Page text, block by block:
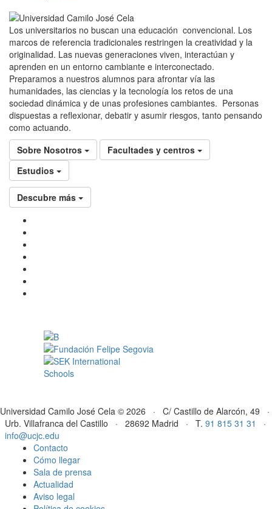
Los universitarios no buscan una educación convencional. Los
marcos de referencia tradicionales restringen la creatividad y la
originalidad. Las nuevas generaciones viven, interactúan y
aprenden en un entorno cambiante e interconectado.
Preparamos a nuestros alumnos para afrontar vía las
humanidades, las ciencias y la tecnología los retos de una
sociedad dinámica y de unas profesiones cambiantes. Personas
dispuestas a reflexionar, debatir y asumir riesgos, tanto pensando
como actuando.
Sobre Nosotros
Facultades y centros
Estudios
Descubre más
Universidad Camilo José Cela © 2026 · C/ Castillo de Alarcón, 49 ·
Urb. Villafranca del Castillo · 28692 Madrid · T. 91 815 31 31
·
info@ucjc.edu
Contacto
Cómo llegar
Sala de prensa
Actualidad
Aviso legal